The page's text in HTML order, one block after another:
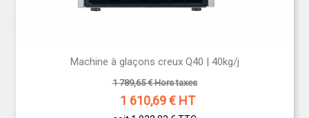
Machine à glaçons creux Q40 | 40kg/j
1 789,65 € Hors taxes
1 610,69€ HT